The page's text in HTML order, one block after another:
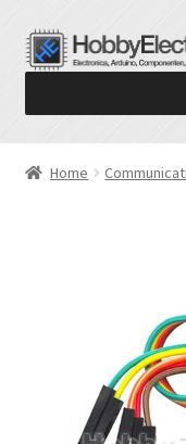
Ga
door
navigatie
Ga
naar
inhoud
Home